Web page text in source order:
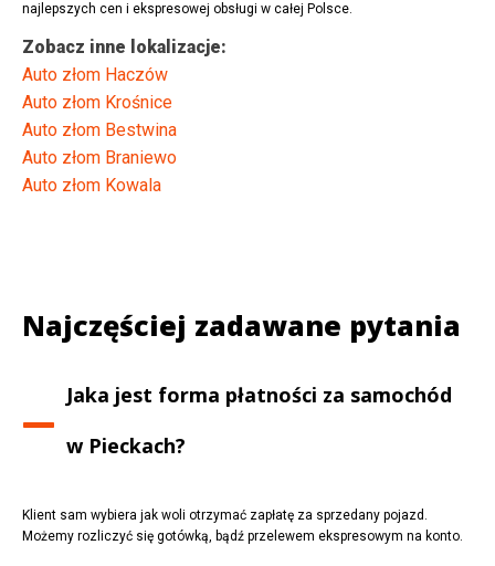
najlepszych cen i ekspresowej obsługi w całej Polsce.
Zobacz inne lokalizacje:
Auto złom Haczów
Auto złom Krośnice
Auto złom Bestwina
Auto złom Braniewo
Auto złom Kowala
Najczęściej zadawane pytania
Jaka jest forma płatności za samochód
w Pieckach?
Klient sam wybiera jak woli otrzymać zapłatę za sprzedany pojazd.
Możemy rozliczyć się gotówką, bądź przelewem ekspresowym na konto.